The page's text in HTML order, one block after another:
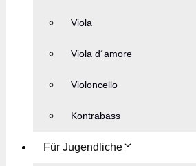
Viola
Viola d´amore
Violoncello
Kontrabass
Für Jugendliche